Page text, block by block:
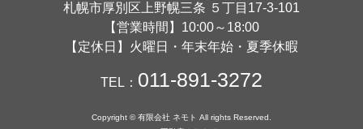
札幌市厚別区上野幌三条 ５丁目17-3-101
【営業時間】10:00～18:00
【定休日】火曜日・年末年始・夏季休暇
TEL： 011-891-3272
Copyright © 有限会社 ネモト All rights Reserved.